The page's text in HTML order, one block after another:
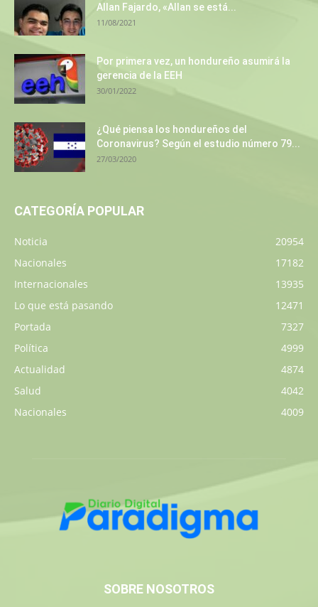
Allan Fajardo, «Allan se está...
11/08/2021
Por primera vez, un hondureño asumirá la
gerencia de la EEH
30/01/2022
¿Qué piensa los hondureños del
Coronavirus? Según el estudio número 79...
27/03/2020
CATEGORÍA POPULAR
Noticia
20954
Nacionales
17182
Internacionales
13935
Lo que está pasando
12471
Portada
7327
Política
4999
Actualidad
4874
Salud
4042
Nacionales
4009
SOBRE NOSOTROS